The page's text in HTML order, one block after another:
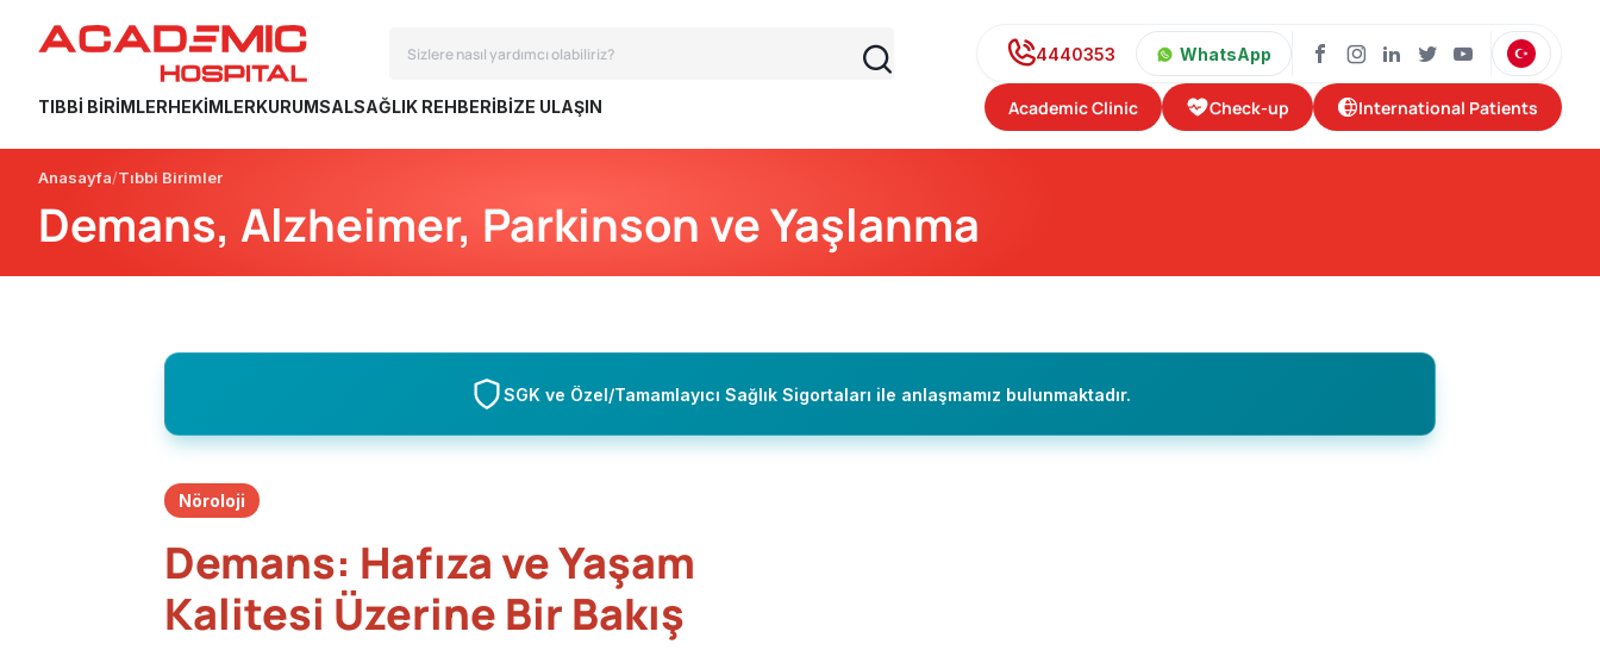
4440353 WhatsApp
TIBBI BIRIMLERHEKIMLERKURUMSALSAĞLIK REHBERIBIZE ULAŞIN Academic Clinic Check-up International Patients
Anasayfa Tıbbi Birimler
Demans, Alzheimer, Parkinson ve Yaşlanma
SGK ve Özel/Tamamlayıcı Sağlık Sigortaları ile anlaşmamız bulunmaktadır.
Nöroloji
Demans: Hafıza ve Yaşam
Kalitesi Üzerine Bir Bakış